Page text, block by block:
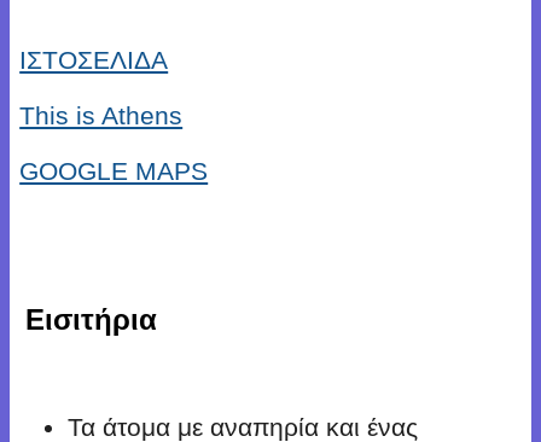
ΙΣΤΟΣΕΛΙΔΑ
This is Athens
GOOGLE MAPS
Εισιτήρια
Τα άτομα με αναπηρία και ένας